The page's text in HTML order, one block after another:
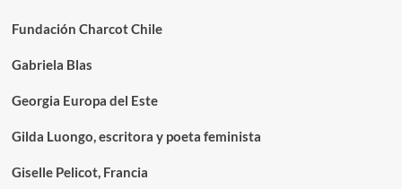
Fundación Charcot Chile
Gabriela Blas
Georgia Europa del Este
Gilda Luongo, escritora y poeta feminista
Giselle Pelicot, Francia